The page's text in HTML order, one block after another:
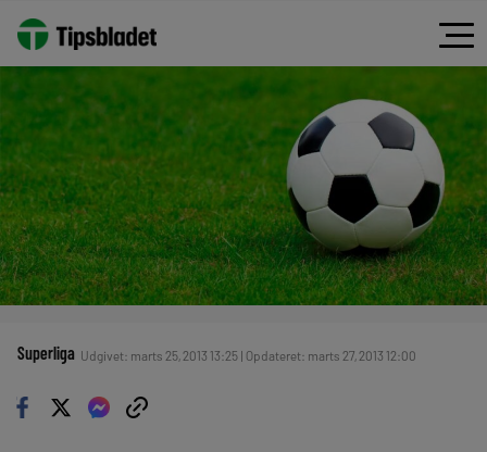
Superliga Udgivet: marts 25, 2013 13:25 | Opdateret: marts 27, 2013 12:00